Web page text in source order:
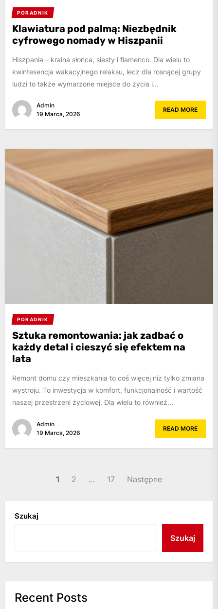
PORADNIK
Klawiatura pod palmą: Niezbędnik
cyfrowego nomady w Hiszpanii
Hiszpania – kraina słońca, siesty i flamenco. Dla wielu to
kwintesencja wakacyjnego relaksu, lecz dla rosnącej grupy
ludzi to także wymarzone miejsce do życia i...
Admin
19 Marca, 2026
READ MORE
PORADNIK
Sztuka remontowania: jak zadbać o
każdy detal i cieszyć się efektem na
lata
Remont domu czy mieszkania to coś więcej niż tylko zmiana
wystroju. To inwestycja w komfort, funkcjonalność i wartość
naszej przestrzeni życiowej. Dla wielu to również...
Admin
19 Marca, 2026
READ MORE
Stronicowanie
1 2 … 17 Następne
Szukaj
Szukaj
Recent Posts